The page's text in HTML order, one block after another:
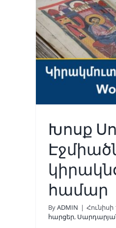
Խոսք
համար
ByADMIN | Հունիսի
հարցեր,